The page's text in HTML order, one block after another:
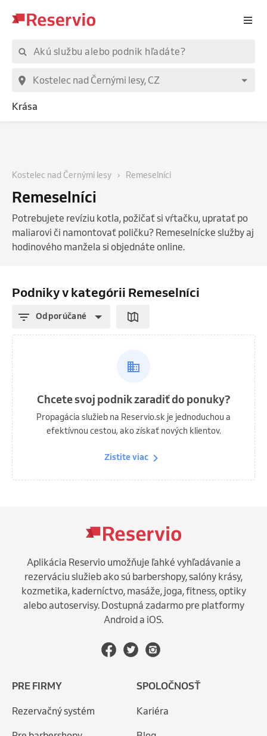
Krása
Kostelec nad Černými lesy Remeselníci
Remeselníci
Potrebujete revíziu kotla, požičať si vŕtačku, upratať po
maliarovi či namontovať poličku? Remeselnícke služby aj
hodinového manžela si objednáte online.
Podniky v kategórii Remeselníci
Odporúčané
Chcete svoj podnik zaradiť do ponuky?
Propagácia služieb na Reservio.sk je jednoduchou a
efektívnou cestou, ako získať nových klientov.
Zistite viac
Aplikácia Reservio umožňuje ľahké vyhľadávanie a
rezerváciu služieb ako sú barbershopy, salóny krásy,
kozmetika, kaderníctvo, masáže, joga, fitness, optiky
alebo autoservisy. Dostupná zadarmo pre platformy
Android a iOS.
PRE FIRMY
Rezervačný systém
SPOLOČNOSŤ
Kariéra